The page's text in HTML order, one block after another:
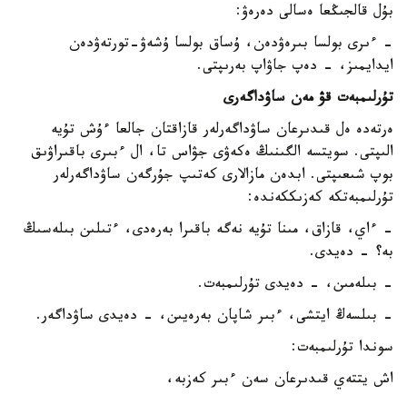
بۇل قالجىڭعا ەسالى دەرەۋ:
- ءىرى بولسا بىرەۋدەن، ۇساق بولسا ۇشەۋ-تورتەۋدەن
ايدايمىز، - دەپ جاۋاپ بەرىپتى.
تۇرلىمبەت قۋ مەن ساۋداگەرى
ەرتەدە ەل قىدىرعان ساۋداگەرلەر قازاقتان جالعا ءۇش تۇيە
الىپتى. سويتسە الگىنىڭ ەكەۋى جۋاس تا، ال ءبىرى باقىراۋىق
بوپ شىعىپتى. ابدەن مازالارى كەتىپ جۇرگەن ساۋداگەرلەر
تۇرلىمبەتكە كەزىككەندە:
- ءاي، قازاق، مىنا تۇيە نەگە باقىرا بەرەدى، ءتىلىن بىلەسىڭ
بە؟ - دەيدى.
- بىلەمىن، - دەيدى تۇرلىمبەت.
- بىلسەڭ ايتشى، ءبىر شاپان بەرەيىن، - دەيدى ساۋداگەر.
سوندا تۇرلىمبەت:
اش يتتەي قىدىرعان سەن ءبىر كەزبە،